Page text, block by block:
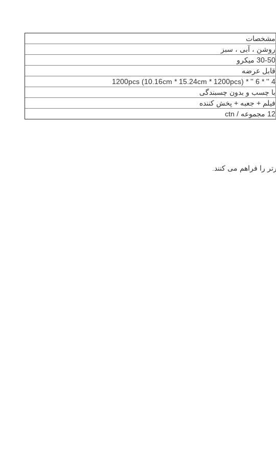
مشخصات
روشن ، آبی ، سبز
30-50 میکرو
قابل عرضه
4 '' * 6 '' * 1200pcs (10.16cm * 15.24cm * 1200pcs)
با چسب و بدون چسبندگی
فیلم + جعبه + پخش کننده
12 مجموعه / ctn